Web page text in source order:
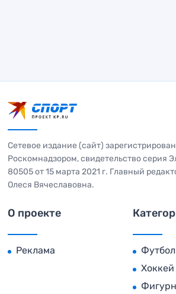
Сетевое издание (сайт)
Роскомнадзором, свидетельство серия
80505 от 15 марта 2021 г. Главный
Олеся Вячеславовна.
О проекте
Реклама
Футбол
Хоккей